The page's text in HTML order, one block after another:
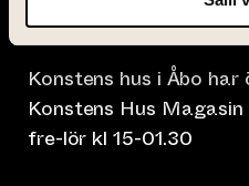
Konstens hus,
Konstens hus i Åbo har
Konstens Hus
fre-lör kl 15-01.30